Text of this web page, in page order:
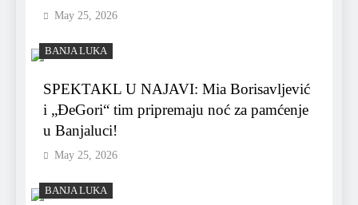
May 25, 2026
BANJA LUKA
SPEKTAKL U NAJAVI: Mia Borisavljević
i „ĐeGori“ tim pripremaju noć za pamćenje
u Banjaluci!
May 25, 2026
BANJA LUKA